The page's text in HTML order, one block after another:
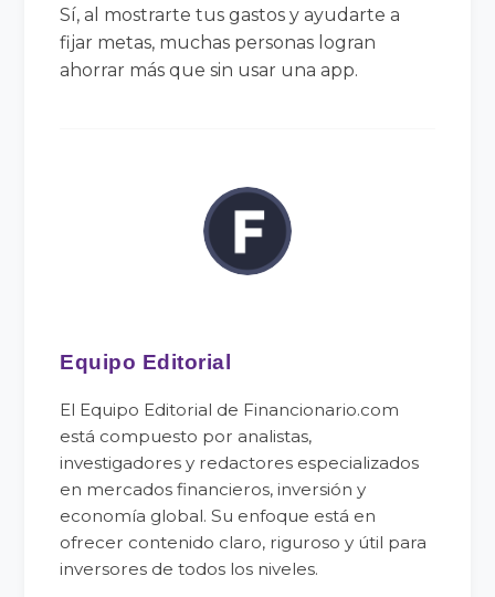
Sí, al mostrarte tus gastos y ayudarte a
fijar metas, muchas personas logran
ahorrar más que sin usar una app.
Equipo Editorial
El Equipo Editorial de Financionario.com
está compuesto por analistas,
investigadores y redactores especializados
en mercados financieros, inversión y
economía global. Su enfoque está en
ofrecer contenido claro, riguroso y útil para
inversores de todos los niveles.